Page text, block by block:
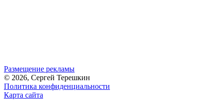
Размещение рекламы
© 2026, Сергей Терешкин
Политика конфиденциальности
Карта сайта